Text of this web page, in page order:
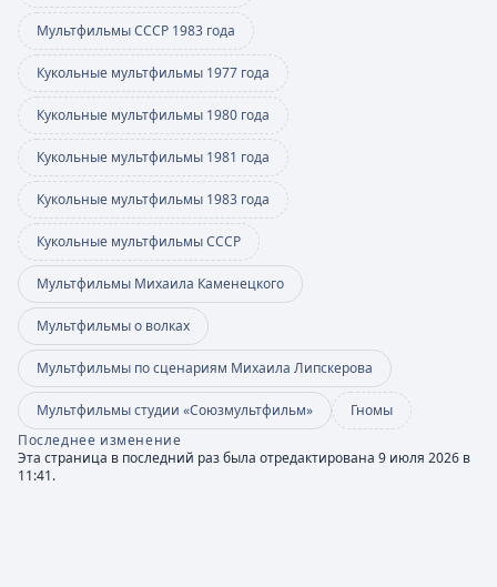
Мультфильмы СССР 1983 года
Кукольные мультфильмы 1977 года
Кукольные мультфильмы 1980 года
Кукольные мультфильмы 1981 года
Кукольные мультфильмы 1983 года
Кукольные мультфильмы СССР
Мультфильмы Михаила Каменецкого
Мультфильмы о волках
Мультфильмы по сценариям Михаила Липскерова
Мультфильмы студии «Союзмультфильм»
Гномы
Последнее изменение
Эта страница в последний раз была отредактирована 9 июля 2026 в
11:41.